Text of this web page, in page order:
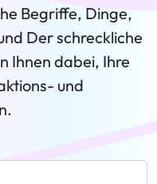
Begriffe, Dinge,
Der schreckliche
Ihnen dabei, Ihre
und